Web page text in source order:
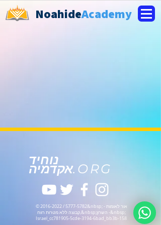
NoahideAcademy
נוחיד
אקדמיה.ORG
©2016-2022/ 5777-5782
&nbsp; - אור לאומות
קבוצה ללא מטרות רווח,&nbsp;השרון -&nbsp;
Israel_cc781905-5cde-3194-6bad_bb3b-158